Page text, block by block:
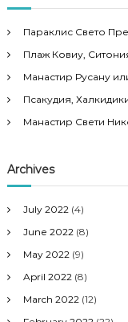
Параклис Свето
Плаж Ковиу,
Манастир Русану
Псакудия,
Манастир Свети
Archives
July 2022 (4)
June 2022 (8)
May 2022 (9)
April 2022 (8)
March 2022 (12)